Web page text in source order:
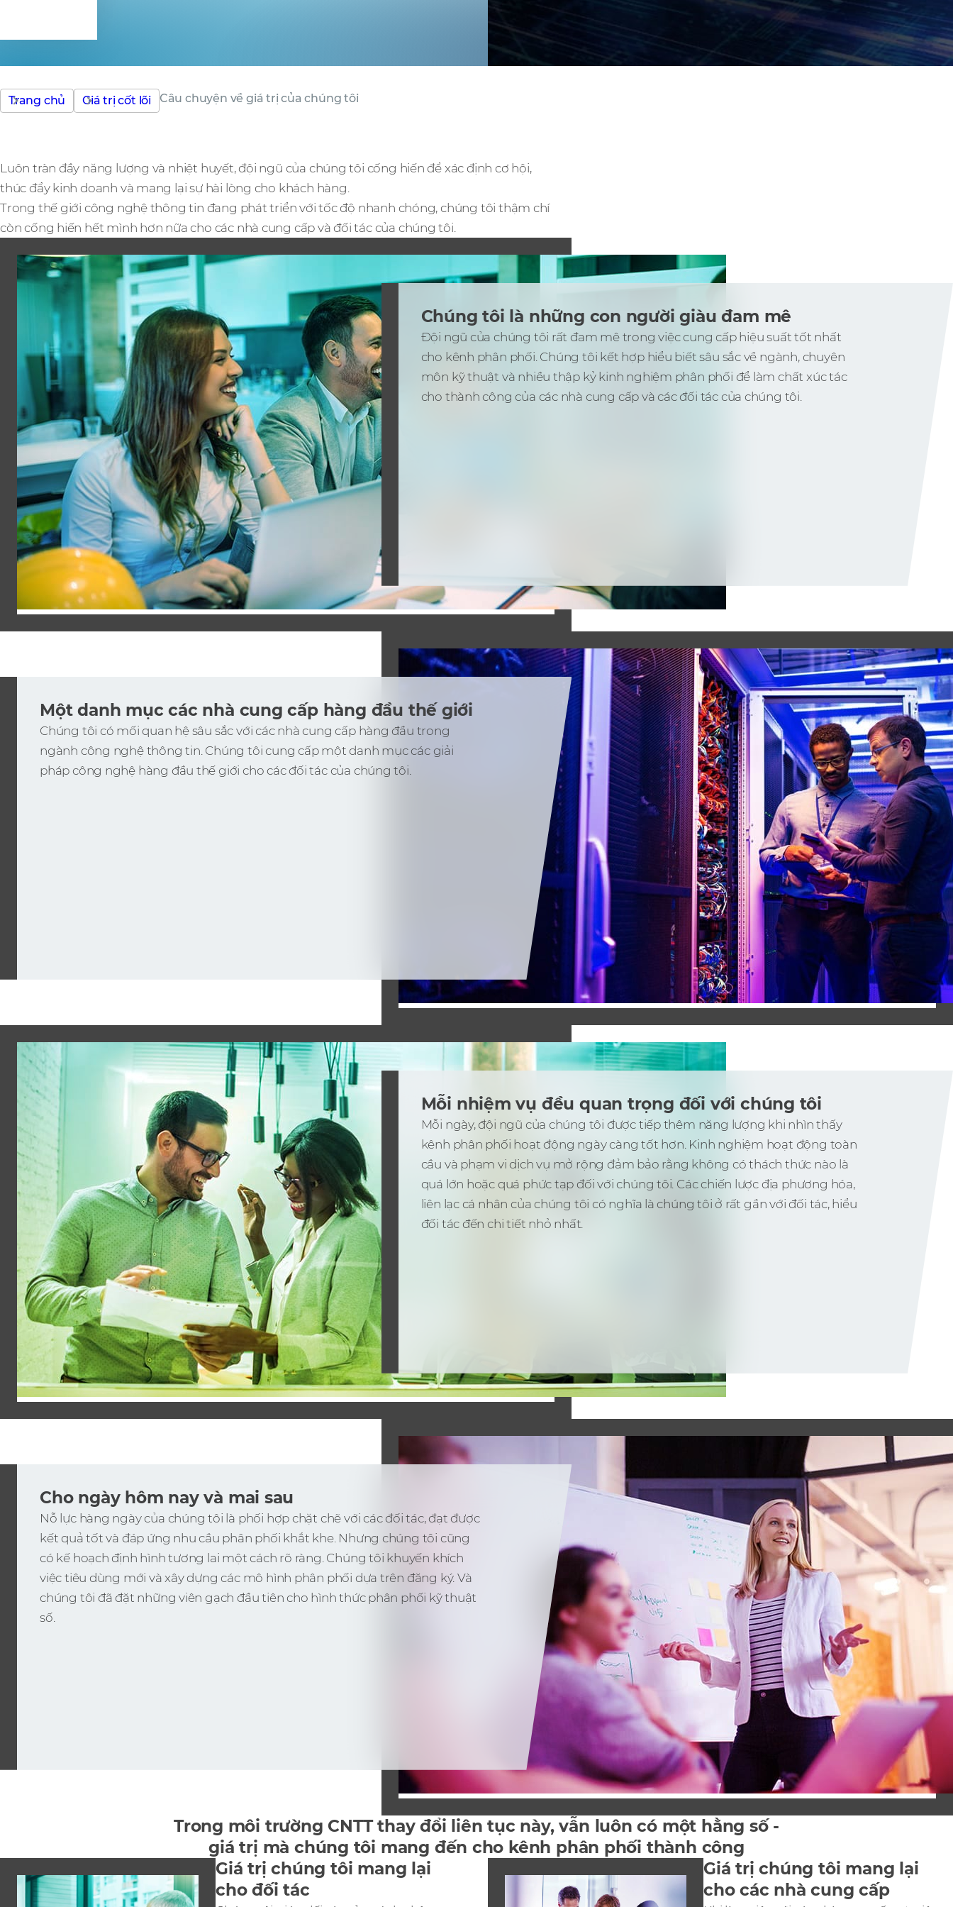
Trang chủ Giá trị cốt lõi Câu chuyện về giá trị của chúng tôi
Luôn tràn đầy năng lượng và nhiệt huyết, đội ngũ của chúng tôi cống hiến để xác định cơ hội,
thúc đẩy kinh doanh và mang lại sự hài lòng cho khách hàng.
Trong thế giới công nghệ thông tin đang phát triển với tốc độ nhanh chóng, chúng tôi thậm chí
còn cống hiến hết mình hơn nữa cho các nhà cung cấp và đối tác của chúng tôi.
Chúng tôi là những con người giàu đam mê
Đội ngũ của chúng tôi rất đam mê trong việc cung cấp hiệu suất tốt nhất
cho kênh phân phối. Chúng tôi kết hợp hiểu biết sâu sắc về ngành, chuyên
môn kỹ thuật và nhiều thập kỷ kinh nghiệm phân phối để làm chất xúc tác
cho thành công của các nhà cung cấp và các đối tác của chúng tôi.
Một danh mục các nhà cung cấp hàng đầu thế giới
Chúng tôi có mối quan hệ sâu sắc với các nhà cung cấp hàng đầu trong
ngành công nghệ thông tin. Chúng tôi cung cấp một danh mục các giải
pháp công nghệ hàng đầu thế giới cho các đối tác của chúng tôi.
Mỗi nhiệm vụ đều quan trọng đối với chúng tôi
Mỗi ngày, đội ngũ của chúng tôi được tiếp thêm năng lượng khi nhìn thấy
kênh phân phối hoạt động ngày càng tốt hơn. Kinh nghiệm hoạt động toàn
cầu và phạm vi dịch vụ mở rộng đảm bảo rằng không có thách thức nào là
quá lớn hoặc quá phức tạp đối với chúng tôi. Các chiến lược địa phương hóa,
liên lạc cá nhân của chúng tôi có nghĩa là chúng tôi ở rất gần với đối tác, hiểu
đối tác đến chi tiết nhỏ nhất.
Cho ngày hôm nay và mai sau
Nỗ lực hàng ngày của chúng tôi là phối hợp chặt chẽ với các đối tác, đạt được
kết quả tốt và đáp ứng nhu cầu phân phối khắt khe. Nhưng chúng tôi cũng
có kế hoạch định hình tương lai một cách rõ ràng. Chúng tôi khuyến khích
việc tiêu dùng mới và xây dựng các mô hình phân phối dựa trên đăng ký. Và
chúng tôi đã đặt những viên gạch đầu tiên cho hình thức phân phối kỹ thuật
số.
Trong môi trường CNTT thay đổi liên tục này, vẫn luôn có một hằng số -
giá trị mà chúng tôi mang đến cho kênh phân phối thành công
Giá trị chúng tôi mang lại
cho đối tác
Giá trị chúng tôi mang lại
cho các nhà cung cấp